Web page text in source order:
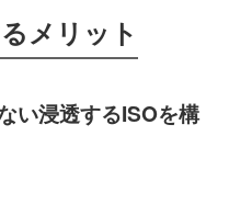
メリット
い浸透するISOを構